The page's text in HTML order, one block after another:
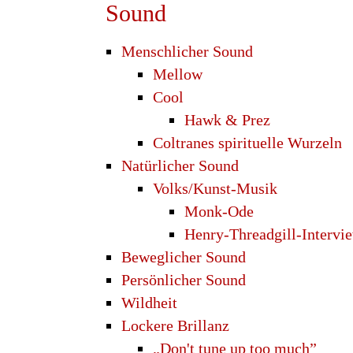
Sound
Menschlicher Sound
Mellow
Cool
Hawk & Prez
Coltranes spirituelle Wurzeln
Natürlicher Sound
Volks/Kunst-Musik
Monk-Ode
Henry-Threadgill-
Beweglicher Sound
Persönlicher Sound
Wildheit
Lockere Brillanz
„Don't tune up too much”